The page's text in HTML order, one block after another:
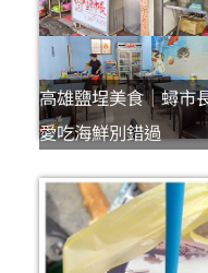
高雄鹽埕美食｜蟳市
愛吃海鮮別錯過